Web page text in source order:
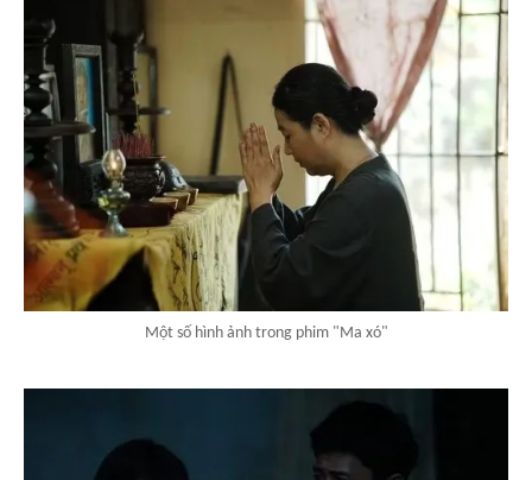
Một số hình ảnh trong phim "Ma xó"